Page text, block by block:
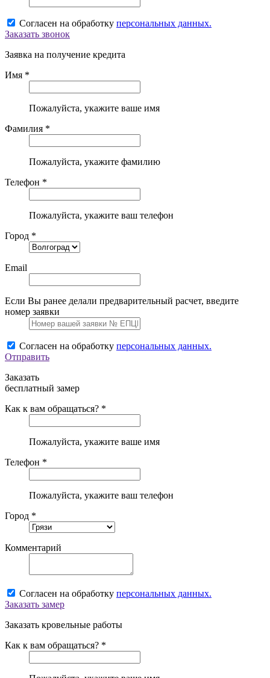
Согласен на обработку персональных данных.
Заказать звонок
Заявка на получение кредита
Имя *
Пожалуйста, укажите ваше имя
Фамилия *
Пожалуйста, укажите фамилию
Телефон *
Пожалуйста, укажите ваш телефон
Город *
Email
Если Вы ранее делали предварительный расчет, введите
номер заявки
Согласен на обработку персональных данных.
Отправить
Заказать
бесплатный замер
Как к вам обращаться? *
Пожалуйста, укажите ваше имя
Телефон *
Пожалуйста, укажите ваш телефон
Город *
Комментарий
Согласен на обработку персональных данных.
Заказать замер
Заказать кровельные работы
Как к вам обращаться? *